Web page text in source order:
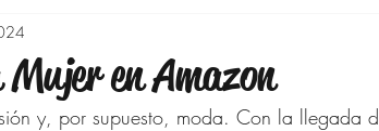
en Amazon
y, por supuesto, moda. Con la llegada